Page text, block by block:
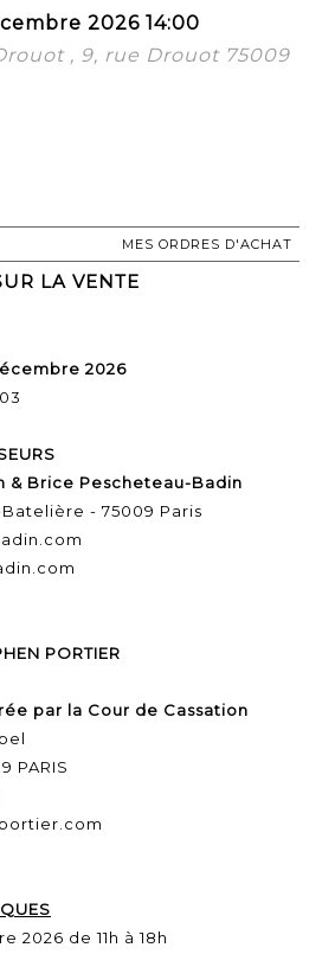
2026 14:00
, 9, rue Drouot 75009
MES ORDRES D'ACHAT
LA VENTE
2026
& Brice Pescheteau-Badin
- 75009 Paris
PORTIER
par la Cour de Cassation
PARIS
2026 de 11h à 18h